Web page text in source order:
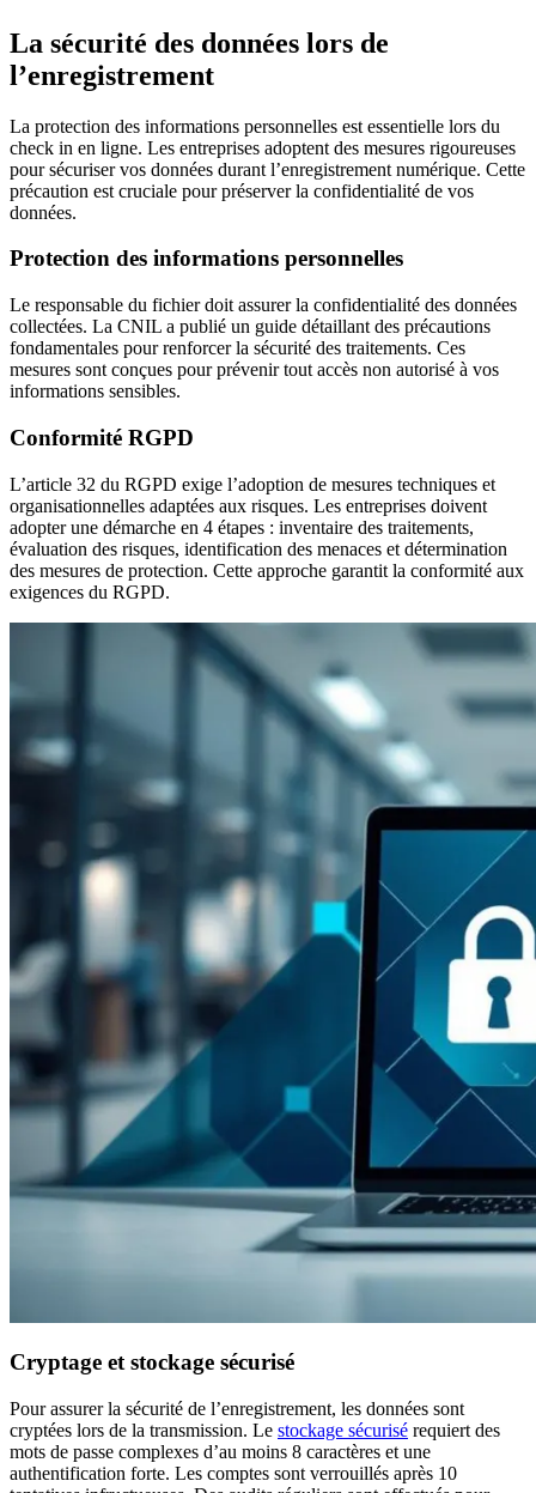
La sécurité des données lors de
l’enregistrement
La protection des informations personnelles est essentielle lors du
check in en ligne. Les entreprises adoptent des mesures rigoureuses
pour sécuriser vos données durant l’enregistrement numérique. Cette
précaution est cruciale pour préserver la confidentialité de vos
données.
Protection des informations personnelles
Le responsable du fichier doit assurer la confidentialité des données
collectées. La CNIL a publié un guide détaillant des précautions
fondamentales pour renforcer la sécurité des traitements. Ces
mesures sont conçues pour prévenir tout accès non autorisé à vos
informations sensibles.
Conformité RGPD
L’article 32 du RGPD exige l’adoption de mesures techniques et
organisationnelles adaptées aux risques. Les entreprises doivent
adopter une démarche en 4 étapes : inventaire des traitements,
évaluation des risques, identification des menaces et détermination
des mesures de protection. Cette approche garantit la conformité aux
exigences du RGPD.
Cryptage et stockage sécurisé
Pour assurer la sécurité de l’enregistrement, les données sont
cryptées lors de la transmission. Le stockage sécurisé requiert des
mots de passe complexes d’au moins 8 caractères et une
authentification forte. Les comptes sont verrouillés après 10